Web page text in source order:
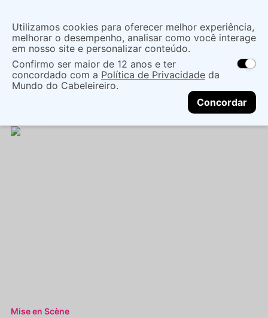
localização
As ofertas e opções de entrega variam de
acordo com a região.Não sei meu CEP
CONTINUAR
O que você procura?
Cabelo
Marcas De Salão
SERUM MISE EN SCENE
MAGIC STRAIGHT 80ML - MISE EN SCÈNE
Mise en Scène
Utilizamos cookies para oferecer melhor experiência,
melhorar o desempenho, analisar como você interage
em nosso site e personalizar conteúdo.
Confirmo ser maior de 12 anos e ter
concordado com a Política de Privacidade da
Mundo do Cabeleireiro.
Concordar